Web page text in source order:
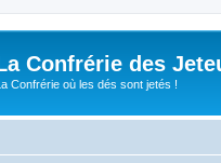
Confrérie des
Confrérie où les dés sont jetés !